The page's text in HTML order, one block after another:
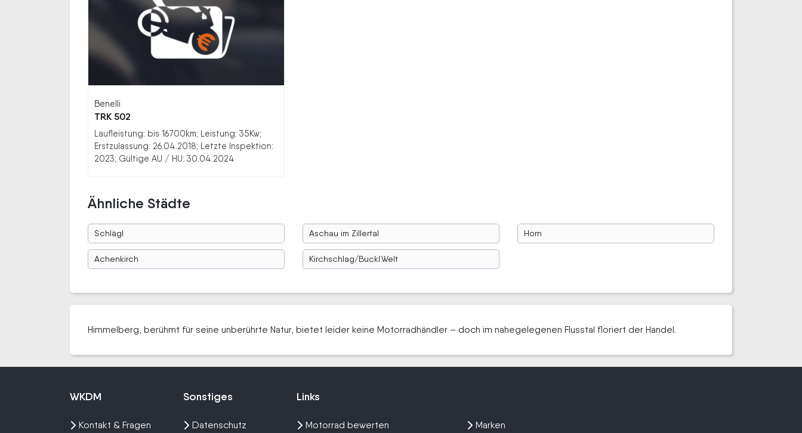
Benelli
TRK 502
Laufleistung: bis 16700km; Leistung: 35Kw;
Erstzulassung: 26.04.2018; Letzte Inspektion:
2023; Gültige AU / HU: 30.04.2024
Ähnliche Städte
Schlägl Aschau im Zillertal Horn
Achenkirch Kirchschlag/Buckl.Welt
Himmelberg, berühmt für seine unberührte Natur, bietet leider keine Motorradhändler – doch im nahegelegenen Flusstal floriert der Handel.
WKDM
Kontakt & Fragen
Sonstiges
Datenschutz
Links
Motorrad bewerten Marken